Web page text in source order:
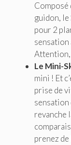
Composé
guidon,
pour 2
sensation
Attention,
Le Mini-
mini ! Et
prise de
revanche
prenez